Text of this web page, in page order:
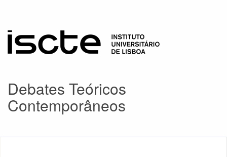
Debates Teóricos
Contemporâneos